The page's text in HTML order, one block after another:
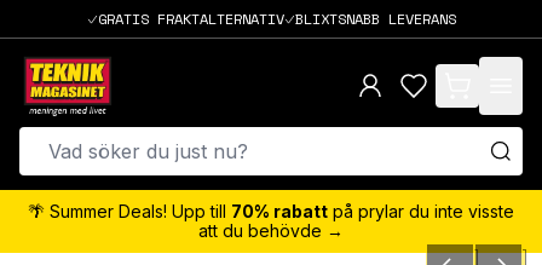
GRATIS FRAKTALTERNATIV BLIXTSNABB LEVERANS
items in cart,
🌴 Summer Deals! Upp till 70% rabatt på prylar du inte visste
att du behövde →